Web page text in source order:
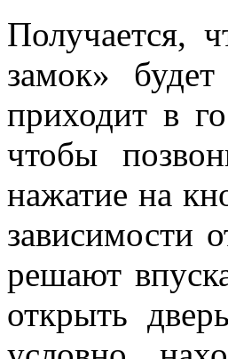
Получается,
замок»
приходит в
чтобы
нажатие на
зависимости
решают
открыть